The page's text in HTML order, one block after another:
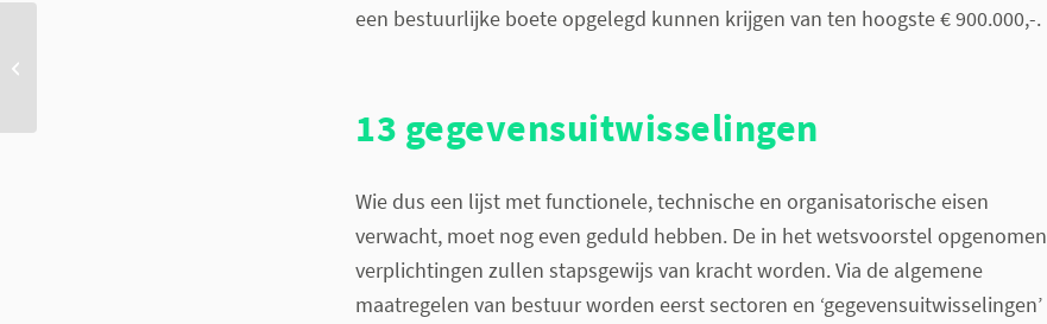
een bestuurlijke boete opgelegd kunnen krijgen van ten hoogste € 900.000,-.
13 gegevensuitwisselingen
Wie dus een lijst met functionele, technische en organisatorische eisen
verwacht, moet nog even geduld hebben. De in het wetsvoorstel opgenomen
verplichtingen zullen stapsgewijs van kracht worden. Via de algemene
maatregelen van bestuur worden eerst sectoren en ‘gegevensuitwisselingen’